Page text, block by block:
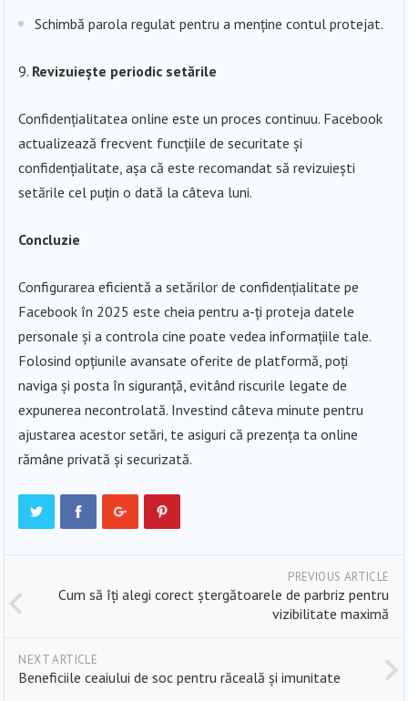
Schimbă parola regulat pentru a menține contul protejat.
Revizuiește periodic setările
Confidențialitatea online este un proces continuu. Facebook
actualizează frecvent funcțiile de securitate și
confidențialitate, așa că este recomandat să revizuiești
setările cel puțin o dată la câteva luni.
Concluzie
Configurarea eficientă a setărilor de confidențialitate pe
Facebook în 2025 este cheia pentru a-ți proteja datele
personale și a controla cine poate vedea informațiile tale.
Folosind opțiunile avansate oferite de platformă, poți
naviga și posta în siguranță, evitând riscurile legate de
expunerea necontrolată. Investind câteva minute pentru
ajustarea acestor setări, te asiguri că prezența ta online
rămâne privată și securizată.
PREVIOUS ARTICLE
Cum să îți alegi corect ștergătoarele de parbriz pentru
vizibilitate maximă
NEXT ARTICLE
Beneficiile ceaiului de soc pentru răceală și imunitate